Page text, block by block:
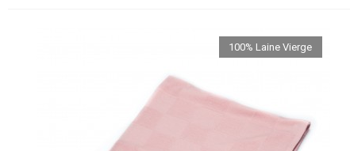
100% Laine Vierge